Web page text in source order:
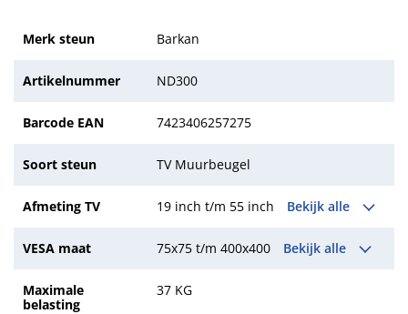
Merk steun Barkan
Artikelnummer ND300
Barcode EAN 7423406257275
Soort steun TV Muurbeugel
Afmeting TV 19 inch t/m 55 inch Bekijk alle
VESA maat 75x75 t/m 400x400 Bekijk alle
Maximale
belasting
37 KG